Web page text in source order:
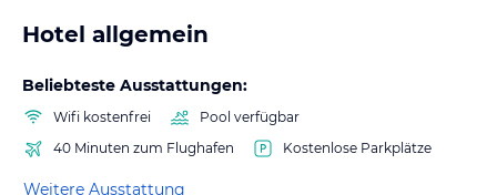
Hotel allgemein
Beliebteste Ausstattungen:
Wifi kostenfrei
Pool verfügbar
40 Minuten zum Flughafen
Kostenlose Parkplätze
Weitere Ausstattung